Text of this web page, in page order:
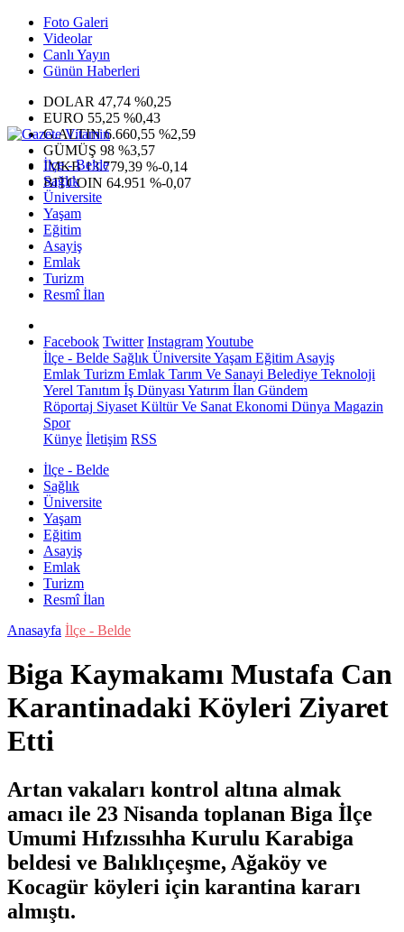
Foto Galeri
Videolar
Canlı Yayın
Günün Haberleri
DOLAR 47,74 %0,25
EURO 55,25 %0,43
G.ALTIN6.660,55 %2,59
GÜMÜŞ 98 %3,57
IMKB13.779,39 %-0,14
BITCOIN 64.951 %-0,07
İlçe - Belde
Sağlık
Üniversite
Yaşam
Eğitim
Asayiş
Emlak
Turizm
Resmî İlan
Facebook Twitter InstagramYoutube
İlçe - Belde Sağlık ÜniversiteYaşam Eğitim Asayiş
Emlak Turizm Emlak Tarım Ve Sanayi Belediye Teknoloji
Yerel Tanıtım İş Dünyası Yatırım İlan Gündem
Röportaj Siyaset Kültür Ve Sanat Ekonomi Dünya Magazin
Spor
Künye İletişim RSS
İlçe - Belde
Sağlık
Üniversite
Yaşam
Eğitim
Asayiş
Emlak
Turizm
Resmî İlan
Anasayfa İlçe - Belde
Biga Kaymakamı Mustafa Can
Karantinadaki Köyleri Ziyaret
Etti
Artan vakaları kontrol altına almak
amacı ile 23 Nisanda toplanan Biga İlçe
Umumi Hıfzıssıhha Kurulu Karabiga
beldesi ve Balıklıçeşme, Ağaköy ve
Kocagür köyleri için karantina kararı
almıştı.